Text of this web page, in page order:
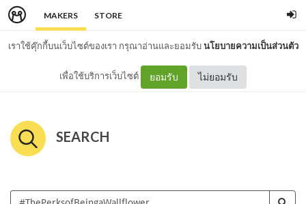
MAKERS STORE
เราใช้คุ๊กกี้บนเว็บไซต์ของเรา กรุณาอ่านและยอมรับนโยบายความเป็นส่วนตัว
เพื่อใช้บริการเว็บไซต์ ยอมรับ ไม่ยอมรับ
SEARCH